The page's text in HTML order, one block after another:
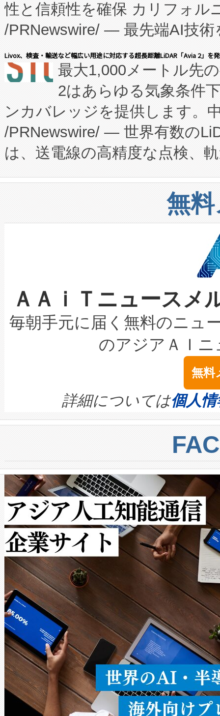
に、患者やサプライチェーン
キー方式で拡張性が高く、持
す。FCCM‑を活用した現地生
患者にとっての費用負担を大
のアクセスを大幅に拡大する
Fully-Connected Continuous
プログラムには、施設設計・
に関する技術移転および知的
構造化トレーニングカリキュ
上げおよび商用化段階におけ
設備整備および立ち上げ調整
加組織は、Enzeneのバイオ
選定された製品について、自
取得できる可能性もあります
設には、3億～4億ドルかか
最高経営責任者（CEO）であ
す。「当社のfully-connected
ームを利用すれば、6,000万
きます。この効率性は、フェ
性と信頼性を確保 カリフォル
/PRNewswire/ — 最先端AI技術
会社エーアイ・アンド：本社
President原信平）と、エンタ
ードするVoltaiqは、日本にあ
ーエネルギー貯蔵システム（
た。 Voltaiq独自のAI搭載プラ
定、統合、導入、運用に至る
安全性を追跡し、確保する事
増加しているデータセンター
る電力網に大きな負担をかけ
事業者の負担軽減という課題
系統連系を迅速にし、ピーク
限を超えて利用可能な電力容
持できるよう貢献します。こ
ービスレベル契約（SLA）違
テリー性能の劣化によるダウ
念は、現在データセンターが
ます。 Voltaiq provides a
quality and reliability for AI
BESS stack to ensure battery
centers. Voltaiqは、ai&のAI
からシステム統合、試運転、
クルの各段階のデータを監視
[…]
Livox、検査・輸送など幅広い用途に対応する超長距離LiDAR「Avia 2」を
最大1,000メートル先
2はあらゆる気象条件
ンカバレッジを提供します。
/PRNewswire/ — 世界有数の
は、送電線の高精度な点検、
や穀物倉庫におけるバルク材
リューション「Avia 2」を発
したAvia 2は、1,000メート
狭視野のFOVを切り替えるこ
ケーブル、枝などの細かな対
なレーザースポットにより、
な環境下でも豊かなディテー
キロメートル範囲を検出
LiDAR for Inspections,
は1535 nmレーザーを搭載。
イズの小径化を実現すること
す。ノーマルモードでは、
ートル先まで検出でき、これ
トに対して約600メートルに
では、反射率10％のターゲッ
で向上し、最大検知距離は
ットだけで最大1キロメート
ルの変電所周囲を監視でき、
作業と点群処理を簡素化でき
Avia 2は、2種類のFOVオプシ
× 80°のノーマルモード、長
ードを切り替えて使用するこ
ることなく、単一のデバイス
うにします。遠距離まで届く
密度なスキャ […]
無
ＡＡｉＴニュース
毎朝手元に届く無料のニュ
のアジアＡＩ
無料
詳細については個人